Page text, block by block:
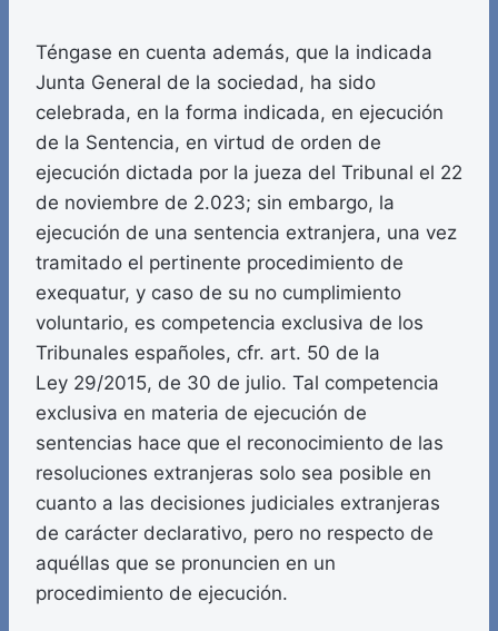
Téngase en cuenta además, que la indicada
Junta General de la sociedad, ha sido
celebrada, en la forma indicada, en ejecución
de la Sentencia, en virtud de orden de
ejecución dictada por la jueza del Tribunal el 22
de noviembre de 2.023; sin embargo, la
ejecución de una sentencia extranjera, una vez
tramitado el pertinente procedimiento de
exequatur, y caso de su no cumplimiento
voluntario, es competencia exclusiva de los
Tribunales españoles, cfr. art. 50 de la
Ley 29/2015, de 30 de julio. Tal competencia
exclusiva en materia de ejecución de
sentencias hace que el reconocimiento de las
resoluciones extranjeras solo sea posible en
cuanto a las decisiones judiciales extranjeras
de carácter declarativo, pero no respecto de
aquéllas que se pronuncien en un
procedimiento de ejecución.